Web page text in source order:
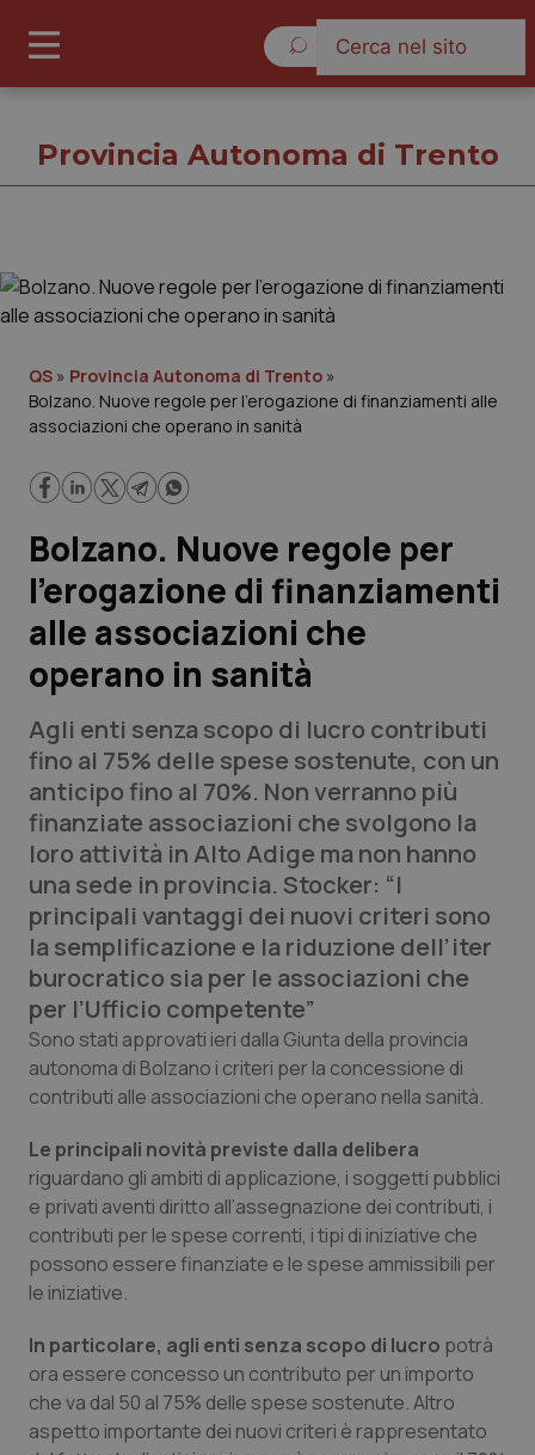
Governo e Parlamento
Regioni e Asl
Lavoro e Professioni
Scienza e Farmaci
Studi e Analisi
Lettere al direttore
Edizioni Regionali
QS Pro
Professionisti Sanitari.AI
Abruzzo
Basilicata
Calabria
Campania
Emilia-Romagna
Friuli Venezia Giulia
Lazio
Liguria
QS Pro Gold
Artrite & artrosi
Asma & BPCO
Car-T
Colesterolo & coronaropatie
Dermatite Atopica
Diabete & glucometri
Disturbi dell’umore
QS Club Newsletter
Provincia Autonoma di Trento
QS » Provincia Autonoma di Trento »
Bolzano. Nuove regole per l’erogazione di finanziamenti alle
associazioni che operano in sanità
Bolzano. Nuove regole per
l’erogazione di finanziamenti
alle associazioni che
operano in sanità
Agli enti senza scopo di lucro contributi
fino al 75% delle spese sostenute, con un
anticipo fino al 70%. Non verranno più
finanziate associazioni che svolgono la
loro attività in Alto Adige ma non hanno
una sede in provincia. Stocker: “I
principali vantaggi dei nuovi criteri sono
la semplificazione e la riduzione dell’iter
burocratico sia per le associazioni che
per l’Ufficio competente”
Sono stati approvati ieri dalla Giunta della provincia
autonoma di Bolzano i criteri per la concessione di
contributi alle associazioni che operano nella sanità.
Le principali novità previste dalla delibera
riguardano gli ambiti di applicazione, i soggetti pubblici
e privati aventi diritto all’assegnazione dei contributi, i
contributi per le spese correnti, i tipi di iniziative che
possono essere finanziate e le spese ammissibili per
le iniziative.
In particolare, agli enti senza scopo di lucro potrà
ora essere concesso un contributo per un importo
che va dal 50 al 75% delle spese sostenute. Altro
aspetto importante dei nuovi criteri è rappresentato